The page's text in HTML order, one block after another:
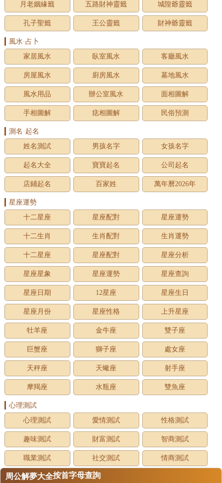
月老姻緣籤 五路財神靈籤 城隍爺靈籤
孔子聖籤 王公靈籤 財神爺靈籤
風水·占卜
家居風水
臥室風水 客廳風水
房屋風水 廚房風水 墓地風水
風水用品 辦公室風水 面相圖解
手相圖解 痣相圖解 民俗預測
測名·起名
姓名測試
男孩名字 女孩名字
起名大全 寶寶起名 公司起名
店鋪起名 百家姓 萬年曆2026年
星座運勢
十二星座
星座配對 星座運勢
十二生肖 生肖配對 生肖運勢
十二星座 星座配對 星座分析
星座星象 星座運勢 星座查詢
星座日期 12星座 星座生日
星座月份 星座性格 上升星座
牡羊座 金牛座 雙子座
巨蟹座 獅子座 處女座
天秤座 天蠍座 射手座
摩羯座 水瓶座 雙魚座
心理測試
心理測試
愛情測試 性格測試
趣味測試 財富測試 智商測試
職業測試 社交測試 情商測試
周公解夢大全按首字母查詢